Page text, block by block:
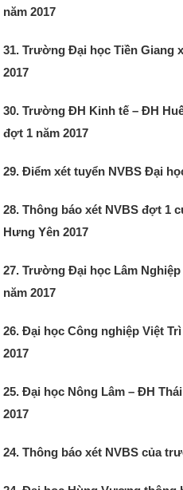
năm 2017
31. Trường Đại học Tiền Giang
2017
30. Trường ĐH Kinh tế – ĐH
đợt 1 năm 2017
29. Điểm xét tuyển NVBS Đại
28. Thông báo xét NVBS đợt 1
Hưng Yên 2017
27. Trường Đại học Lâm
năm 2017
26. Đại học Công nghiệp Việt
2017
25. Đại học Nông Lâm – ĐH
2017
24. Thông báo xét NVBS của